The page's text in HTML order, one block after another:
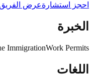
احجز استشارةعرض الفريق
الخبرة
ImmigrationWork Permits
اللغات